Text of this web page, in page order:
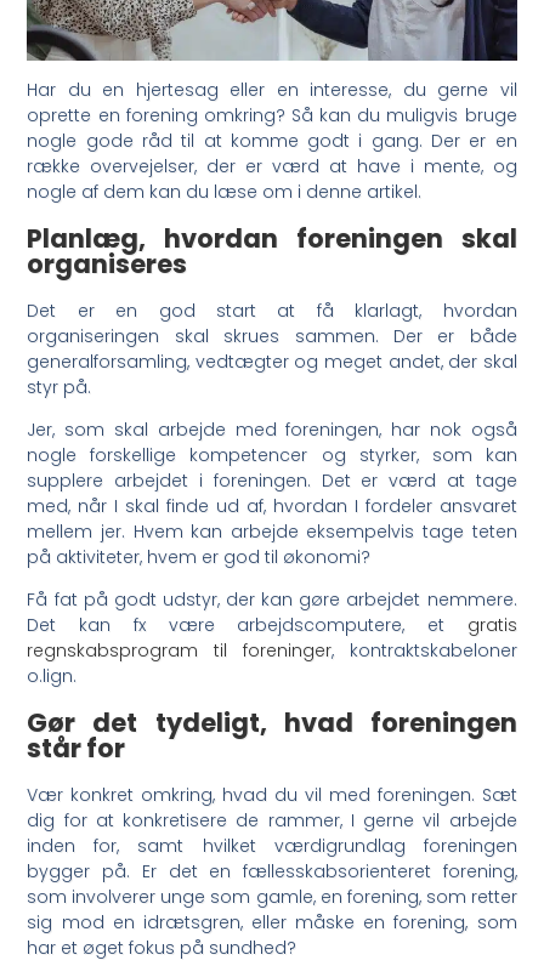
Har du en hjertesag eller en interesse, du gerne vil
oprette en forening omkring? Så kan du muligvis bruge
nogle gode råd til at komme godt i gang. Der er en
række overvejelser, der er værd at have i mente, og
nogle af dem kan du læse om i denne artikel.
Planlæg, hvordan foreningen skal
organiseres
Det er en god start at få klarlagt, hvordan
organiseringen skal skrues sammen. Der er både
generalforsamling, vedtægter og meget andet, der skal
styr på.
Jer, som skal arbejde med foreningen, har nok også
nogle forskellige kompetencer og styrker, som kan
supplere arbejdet i foreningen. Det er værd at tage
med, når I skal finde ud af, hvordan I fordeler ansvaret
mellem jer. Hvem kan arbejde eksempelvis tage teten
på aktiviteter, hvem er god til økonomi?
Få fat på godt udstyr, der kan gøre arbejdet nemmere.
Det kan fx være arbejdscomputere, et gratis
regnskabsprogram til foreninger, kontraktskabeloner
o.lign.
Gør det tydeligt, hvad foreningen
står for
Vær konkret omkring, hvad du vil med foreningen. Sæt
dig for at konkretisere de rammer, I gerne vil arbejde
inden for, samt hvilket værdigrundlag foreningen
bygger på. Er det en fællesskabsorienteret forening,
som involverer unge som gamle, en forening, som retter
sig mod en idrætsgren, eller måske en forening, som
har et øget fokus på sundhed?